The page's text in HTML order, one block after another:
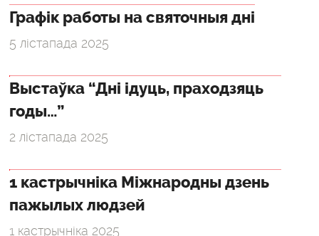
Графік работы на святочныя дні
5 лістапада 2025
Выстаўка “Дні ідуць, праходзяць
годы…”
2 лістапада 2025
1 кастрычніка Міжнародны дзень
пажылых людзей
1 кастрычніка 2025